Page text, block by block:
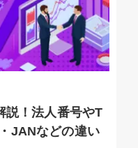
説！法人番号やT
JANなどの違い